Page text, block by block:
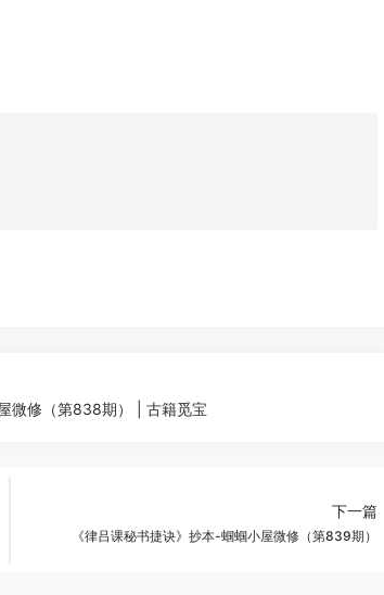
微修（第838期） | 古籍觅宝
下一篇
《律吕课秘书捷诀》抄本-蝈蝈小屋微修（第839期）